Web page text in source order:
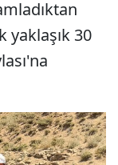
yaklaşık 30